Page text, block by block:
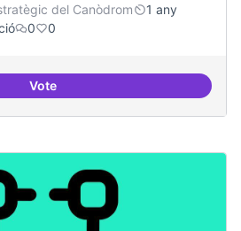
del Canòdrom
1 any
0 0
VoteTallers de col·laboració